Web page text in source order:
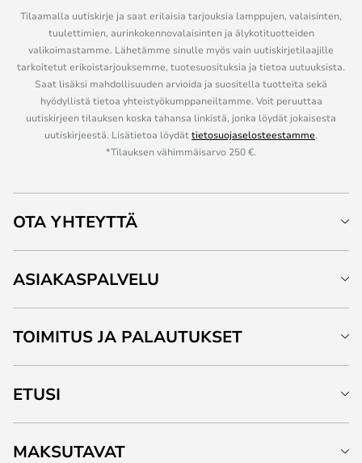
Tilaamalla uutiskirje ja saat erilaisia tarjouksia lamppujen, valaisinten,
tuulettimien, aurinkokennovalaisinten ja älykotituotteiden
valikoimastamme. Lähetämme sinulle myös vain uutiskirjetilaajille
tarkoitetut erikoistarjouksemme, tuotesuosituksia ja tietoa uutuuksista.
Saat lisäksi mahdollisuuden arvioida ja suositella tuotteita sekä
hyödyllistä tietoa yhteistyökumppaneiltamme. Voit peruuttaa
uutiskirjeen tilauksen koska tahansa linkistä, jonka löydät jokaisesta
uutiskirjeestä. Lisätietoa löydättietosuojaselosteestamme.
*Tilauksen vähimmäisarvo 250 €.
OTA YHTEYTTÄ
ASIAKASPALVELU
TOIMITUS JA PALAUTUKSET
ETUSI
MAKSUTAVAT